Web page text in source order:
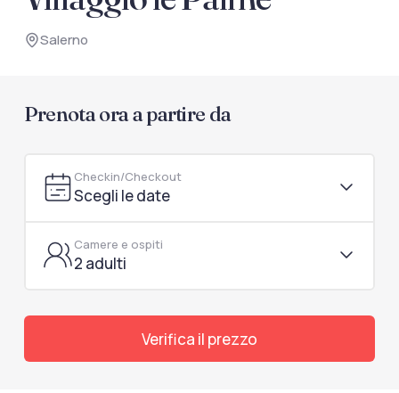
documenti di viaggio.
Salerno
Prenota ora a partire da
Checkin/Checkout
Scegli le date
Camere e ospiti
2 adulti
Verifica il prezzo